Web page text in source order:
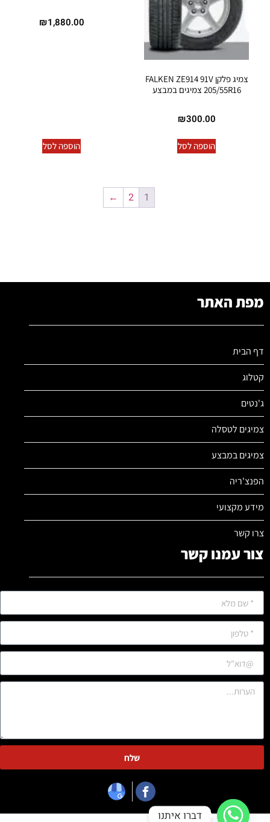
צמיג פלקן FALKEN ZE914 91V
205/55R16 צמיגים במבצע
₪300.00
הוספה לסל
₪1,880.00
הוספה לסל
1
2
←
מפת האתר
דף הבית
קטלוג
ג'נטים
צמיגים לטסלה
צמיגים במבצע
הפנצ'ריה
מידע מקצועי
צרו קשר
צור עמנו קשר
שלח
דברו איתנו